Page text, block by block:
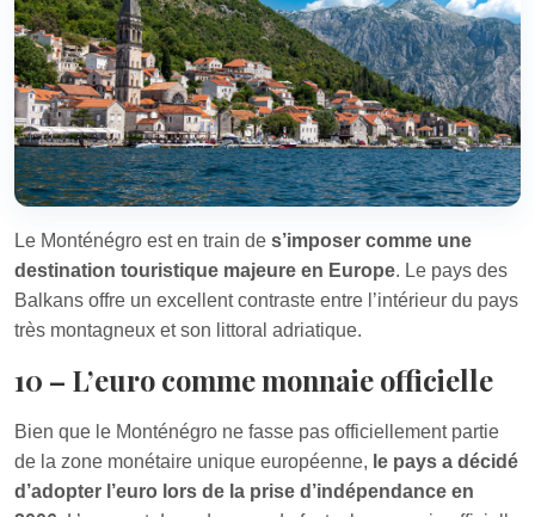
Le Monténégro est en train de s’imposer comme une
destination touristique majeure en Europe. Le pays des
Balkans offre un excellent contraste entre l’intérieur du pays
très montagneux et son littoral adriatique.
10 – L’euro comme monnaie officielle
Bien que le Monténégro ne fasse pas officiellement partie
de la zone monétaire unique européenne, le pays a décidé
d’adopter l’euro lors de la prise d’indépendance en